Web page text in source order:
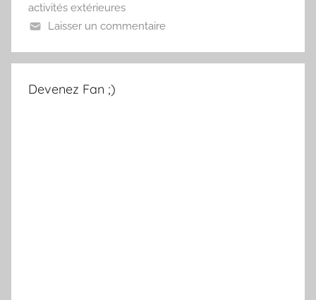
activités extérieures
Laisser un commentaire
Devenez Fan ;)